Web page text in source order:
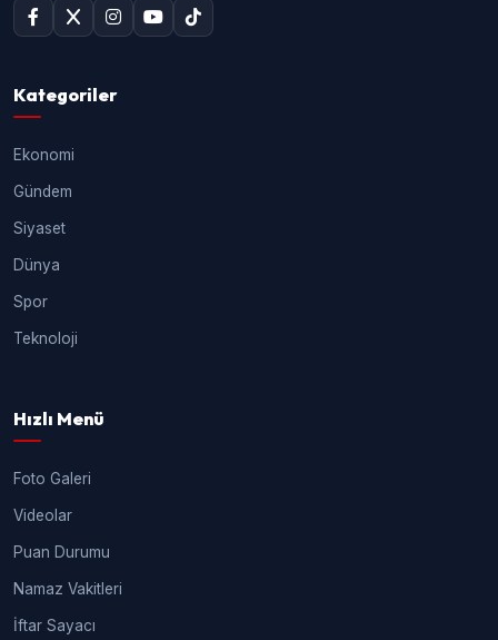
Kategoriler
Ekonomi
Gündem
Siyaset
Dünya
Spor
Teknoloji
Hızlı Menü
Foto Galeri
Videolar
Puan Durumu
Namaz Vakitleri
İftar Sayacı